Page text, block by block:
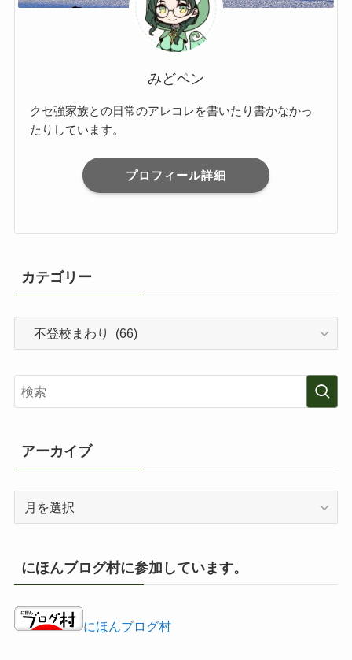
みどペン
クセ強家族との日常のアレコレを書いたり書かなかっ
たりしています。
プロフィール詳細
カテゴリー
リ
ー
アーカイブ
ブ
にほんブログ村に参加しています。
にほんブログ村